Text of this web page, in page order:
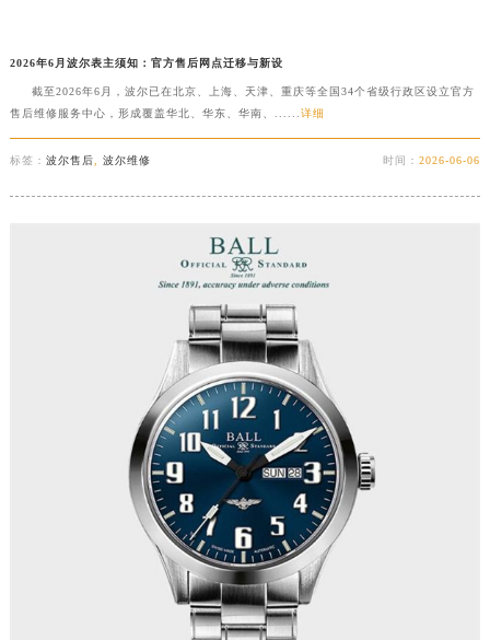
2026年6月波尔表主须知：官方售后网点迁移与新设
截至2026年6月，波尔已在北京、上海、天津、重庆等全国34个省级行政区设立官方
售后维修服务中心，形成覆盖华北、华东、华南、...... 详细
标签： 波尔售后 波尔维修 时间：2026-06-06